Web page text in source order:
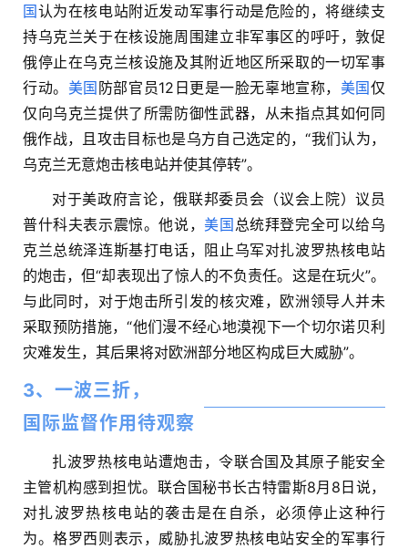
国认为在核电站附近发动军事行动是危险的，将继续支
持乌克兰关于在核设施周围建立非军事区的呼吁，敦促
俄停止在乌克兰核设施及其附近地区所采取的一切军事
行动。 美国 防部官员12日更是一脸无辜地宣称， 美国仅
仅向乌克兰提供了所需防御性武器，从未指点其如何同
俄作战，且攻击目标也是乌方自己选定的，“我们认为，
乌克兰无意炮击核电站并使其停转”。
对于美政府言论，俄联邦委员会（议会上院）议员
普什科夫表示震惊。他说，美国 总统拜登完全可以给乌
克兰总统泽连斯基打电话，阻止乌军对扎波罗热核电站
的炮击，但“却表现出了惊人的不负责任。这是在玩火”。
与此同时，对于炮击所引发的核灾难，欧洲领导人并未
采取预防措施，“他们漫不经心地漠视下一个切尔诺贝利
灾难发生，其后果将对欧洲部分地区构成巨大威胁”。
3、一波三折，
国际监督作用待观察
扎波罗热核电站遭炮击，令联合国及其原子能安全
主管机构感到担忧。联合国秘书长古特雷斯8月8日说，
对扎波罗热核电站的袭击是在自杀，必须停止这种行
为。格罗西则表示，威胁扎波罗热核电站安全的军事行